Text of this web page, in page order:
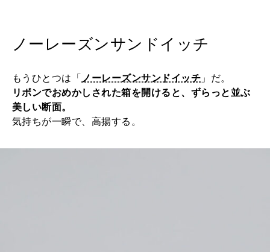
ノーレーズンサンドイッチ
もうひとつは「 ノーレーズンサンドイッチ 」だ。
リボンでおめかしされた箱を開けると、ずらっと並ぶ
美しい断面。
気持ちが一瞬で、高揚する。